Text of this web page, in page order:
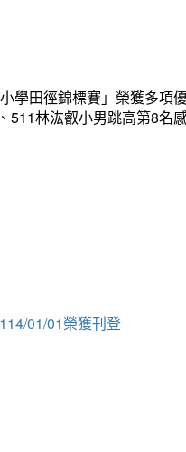
學田徑錦標賽」榮獲多
511林汯叡小男跳高第8名
01/01榮獲刊登